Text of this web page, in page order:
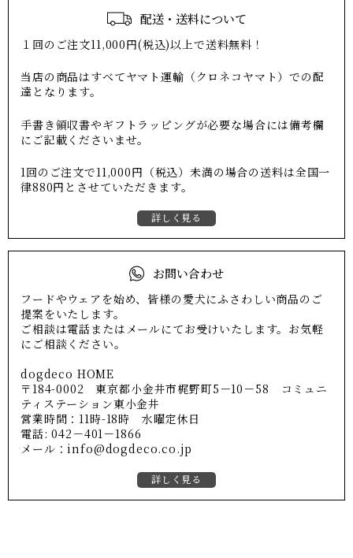
配送・送料について
１回のご注文11,000円(税込)以上で送料無料！
当店の商品はすべてヤマト運輸（クロネコヤマト）での配
達となります。
手書き領収書やギフトラッピングが必要な場合には備考欄
にご記載くださいませ。
1回のご注文で11,000円（税込）未満の場合の送料は全国一
律880円とさせていただきます。
詳しく見る
お問い合わせ
フードやウェアを始め、皆様の愛犬にふさわしい商品のご
提案をいたします。
ご相談は電話またはメールにてお受けいたします。お気軽
にご相談ください。
dogdeco HOME
〒184-0002 東京都小金井市梶野町5－10－58 コミュニ
ティステーション東小金井
営業時間：11時-18時 水曜定休日
電話: 042－401－1866
メール：info@dogdeco.co.jp
詳しく見る